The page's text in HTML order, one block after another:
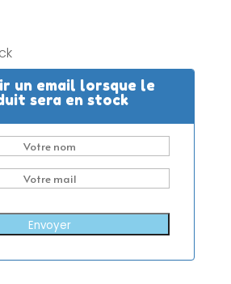
un email lorsque le
sera en stock
Envoyer